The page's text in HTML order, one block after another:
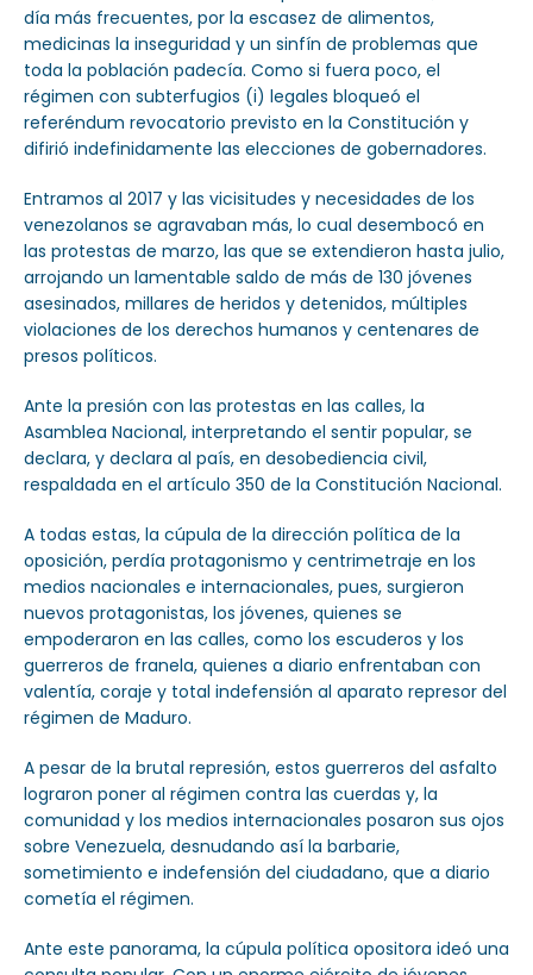
día más frecuentes, por la escasez de alimentos,
medicinas la inseguridad y un sinfín de problemas que
toda la población padecía. Como si fuera poco, el
régimen con subterfugios (i) legales bloqueó el
referéndum revocatorio previsto en la Constitución y
difirió indefinidamente las elecciones de gobernadores.
Entramos al 2017 y las vicisitudes y necesidades de los
venezolanos se agravaban más, lo cual desembocó en
las protestas de marzo, las que se extendieron hasta julio,
arrojando un lamentable saldo de más de 130 jóvenes
asesinados, millares de heridos y detenidos, múltiples
violaciones de los derechos humanos y centenares de
presos políticos.
Ante la presión con las protestas en las calles, la
Asamblea Nacional, interpretando el sentir popular, se
declara, y declara al país, en desobediencia civil,
respaldada en el artículo 350 de la Constitución Nacional.
A todas estas, la cúpula de la dirección política de la
oposición, perdía protagonismo y centrimetraje en los
medios nacionales e internacionales, pues, surgieron
nuevos protagonistas, los jóvenes, quienes se
empoderaron en las calles, como los escuderos y los
guerreros de franela, quienes a diario enfrentaban con
valentía, coraje y total indefensión al aparato represor del
régimen de Maduro.
A pesar de la brutal represión, estos guerreros del asfalto
lograron poner al régimen contra las cuerdas y, la
comunidad y los medios internacionales posaron sus ojos
sobre Venezuela, desnudando así la barbarie,
sometimiento e indefensión del ciudadano, que a diario
cometía el régimen.
Ante este panorama, la cúpula política opositora ideó una